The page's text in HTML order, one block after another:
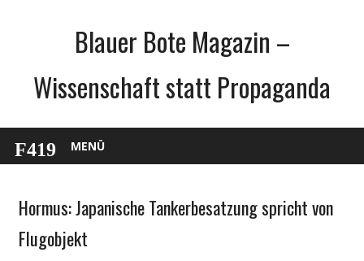
Blauer Bote Magazin –
Wissenschaft statt Propaganda
MENÜ
Gesellschaft
Politik
Hormus: Japanische Tankerbesatzung spricht von
Flugobjekt